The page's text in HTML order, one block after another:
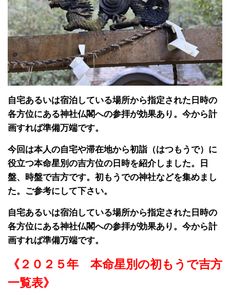
自宅あるいは宿泊している場所から指定された日時の
各方位にある神社仏閣への参拝が効果あり。今から計
画すれば準備万端です。
今回は本人の自宅や滞在地から初詣（はつもうで）に
役立つ本命星別の吉方位の日時を紹介しました。日
盤、時盤で吉方です。初もうでの神社などを集めまし
た。ご参考にして下さい。
自宅あるいは宿泊している場所から指定された日時の
各方位にある神社仏閣への参拝が効果あり。今から計
画すれば準備万端です。
《２０２５年 本命星別の初もうで吉方
一覧表》